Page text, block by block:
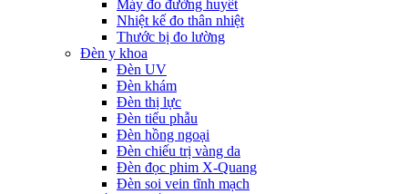
Máy đo đường huyết
Nhiệt kế đo thân nhiệt
Thước bị đo lường
Đèn y khoa
Đèn UV
Đèn khám
Đèn thị lực
Đèn tiểu phẫu
Đèn hồng ngoại
Đèn chiếu trị vàng da
Đèn đọc phim X-Quang
Đèn soi vein tĩnh mạch